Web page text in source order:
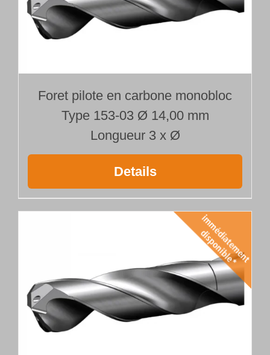
Foret pilote en carbone monobloc
Type 153-03 Ø 14,00 mm
Longueur 3 x Ø
Details